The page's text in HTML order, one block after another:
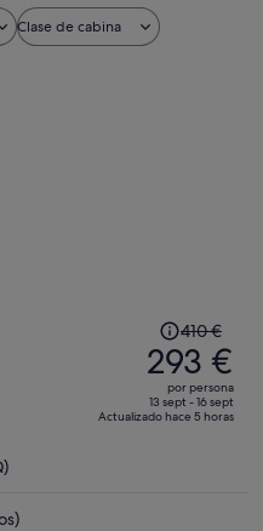
Clase de cabina
El
precio
era
de
410 €,
410 €
293 €
por persona
13 sept - 16 sept
Actualizado hace 5 horas